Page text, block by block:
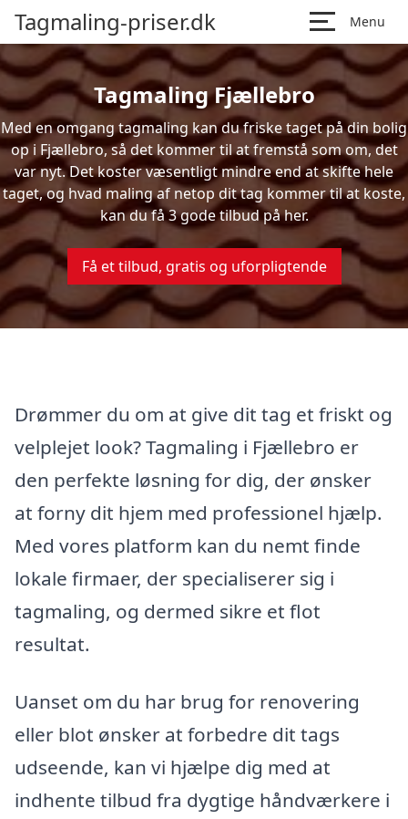
Tagmaling-priser.dk Menu
Tagmaling Fjællebro
Med en omgang tagmaling kan du friske taget på din bolig
op i Fjællebro, så det kommer til at fremstå som om, det
var nyt. Det koster væsentligt mindre end at skifte hele
taget, og hvad maling af netop dit tag kommer til at koste,
kan du få 3 gode tilbud på her.
Få et tilbud, gratis og uforpligtende
Drømmer du om at give dit tag et friskt og
velplejet look? Tagmaling i Fjællebro er
den perfekte løsning for dig, der ønsker
at forny dit hjem med professionel hjælp.
Med vores platform kan du nemt finde
lokale firmaer, der specialiserer sig i
tagmaling, og dermed sikre et flot
resultat.
Uanset om du har brug for renovering
eller blot ønsker at forbedre dit tags
udseende, kan vi hjælpe dig med at
indhente tilbud fra dygtige håndværkere i